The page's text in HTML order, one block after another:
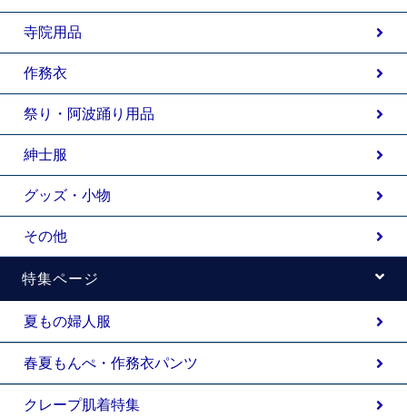
寺院用品
作務衣
祭り・阿波踊り用品
紳士服
グッズ・小物
その他
特集ページ
夏もの婦人服
春夏もんぺ・作務衣パンツ
クレープ肌着特集